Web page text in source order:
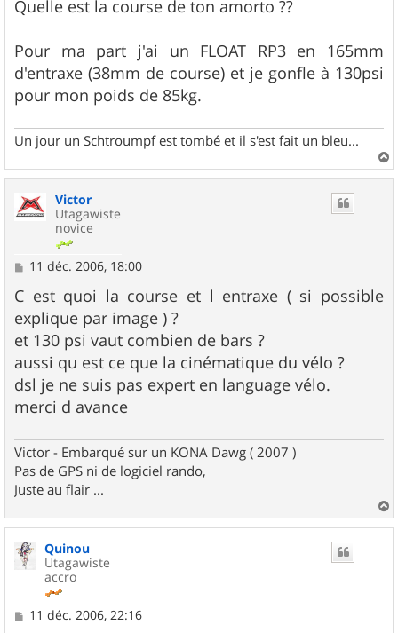
Quelle est la course de ton amorto ??
Pour ma part j'ai un FLOAT RP3 en 165mm
d'entraxe (38mm de course) et je gonfle à 130psi
pour mon poids de 85kg.
Un jour un Schtroumpf est tombé et il s'est fait un bleu...
a
Victor
Utagawiste
novice
M
a
g
e
11 déc. 2006, 18:00
C est quoi la course et l entraxe ( si possible
explique par image ) ?
et 130 psi vaut combien de bars ?
aussi qu est ce que la cinématique du vélo ?
dsl je ne suis pas expert en language vélo.
merci d avance
Victor - Embarqué sur un KONA Dawg ( 2007 )
Pas de GPS ni de logiciel rando,
Juste au flair ...
a
Quinou
Utagawiste
accro
M11 déc. 2006, 22:16